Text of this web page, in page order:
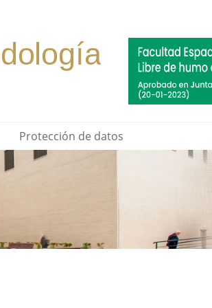
Protección de datos